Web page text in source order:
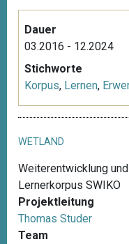
Dauer
03.2016 - 12.2024
Stichworte
Korpus, Lernen,
WETLAND
Weiterentwicklung
Lernerkorpus SWIKO
Projektleitung
Thomas Studer
Team